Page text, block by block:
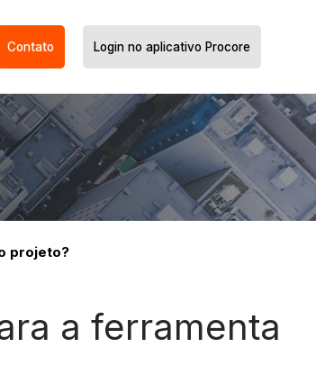
Contato Login no aplicativo Procore
projeto?
a ferramenta